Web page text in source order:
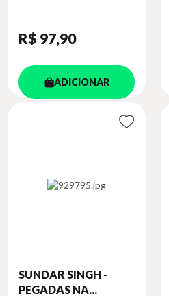
R$ 97,90
ADICIONAR
SUNDAR SINGH -
PEGADAS NA...